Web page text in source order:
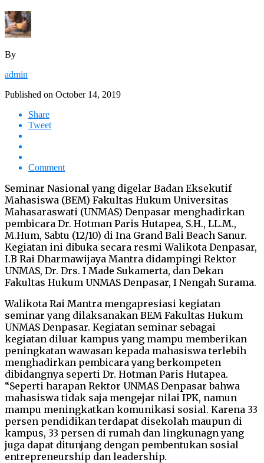
By
admin
Published on October 14, 2019
Share
Tweet
Comment
Seminar Nasional yang digelar Badan Eksekutif
Mahasiswa (BEM) Fakultas Hukum Universitas
Mahasaraswati (UNMAS) Denpasar menghadirkan
pembicara Dr. Hotman Paris Hutapea, S.H., LL.M.,
M.Hum, Sabtu (12/10) di Ina Grand Bali Beach Sanur.
Kegiatan ini dibuka secara resmi Walikota Denpasar,
I.B Rai Dharmawijaya Mantra didampingi Rektor
UNMAS, Dr. Drs. I Made Sukamerta, dan Dekan
Fakultas Hukum UNMAS Denpasar, I Nengah Surama.
Walikota Rai Mantra mengapresiasi kegiatan
seminar yang dilaksanakan BEM Fakultas Hukum
UNMAS Denpasar. Kegiatan seminar sebagai
kegiatan diluar kampus yang mampu memberikan
peningkatan wawasan kepada mahasiswa terlebih
menghadirkan pembicara yang berkompeten
dibidangnya seperti Dr. Hotman Paris Hutapea.
“Seperti harapan Rektor UNMAS Denpasar bahwa
mahasiswa tidak saja mengejar nilai IPK, namun
mampu meningkatkan komunikasi sosial. Karena 33
persen pendidikan terdapat disekolah maupun di
kampus, 33 persen di rumah dan lingkunagn yang
juga dapat ditunjang dengan pembentukan sosial
entrepreneurship dan leadership.